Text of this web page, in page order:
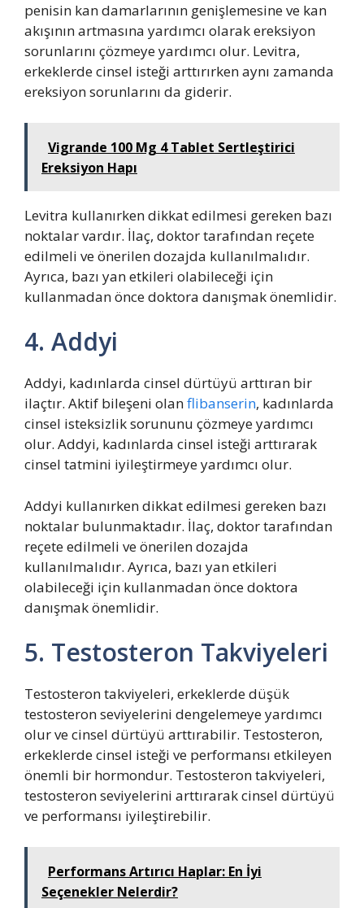
penisin kan damarlarının genişlemesine ve kan
akışının artmasına yardımcı olarak ereksiyon
sorunlarını çözmeye yardımcı olur. Levitra,
erkeklerde cinsel isteği arttırırken aynı zamanda
ereksiyon sorunlarını da giderir.
Vigrande 100 Mg 4 Tablet Sertleştirici
Ereksiyon Hapı
Levitra kullanırken dikkat edilmesi gereken bazı
noktalar vardır. İlaç, doktor tarafından reçete
edilmeli ve önerilen dozajda kullanılmalıdır.
Ayrıca, bazı yan etkileri olabileceği için
kullanmadan önce doktora danışmak önemlidir.
4. Addyi
Addyi, kadınlarda cinsel dürtüyü arttıran bir
ilaçtır. Aktif bileşeni olanflibanserin, kadınlarda
cinsel isteksizlik sorununu çözmeye yardımcı
olur. Addyi, kadınlarda cinsel isteği arttırarak
cinsel tatmini iyileştirmeye yardımcı olur.
Addyi kullanırken dikkat edilmesi gereken bazı
noktalar bulunmaktadır. İlaç, doktor tarafından
reçete edilmeli ve önerilen dozajda
kullanılmalıdır. Ayrıca, bazı yan etkileri
olabileceği için kullanmadan önce doktora
danışmak önemlidir.
5. Testosteron Takviyeleri
Testosteron takviyeleri, erkeklerde düşük
testosteron seviyelerini dengelemeye yardımcı
olur ve cinsel dürtüyü arttırabilir. Testosteron,
erkeklerde cinsel isteği ve performansı etkileyen
önemli bir hormondur. Testosteron takviyeleri,
testosteron seviyelerini arttırarak cinsel dürtüyü
ve performansı iyileştirebilir.
Performans Artırıcı Haplar: En İyi
Seçenekler Nelerdir?